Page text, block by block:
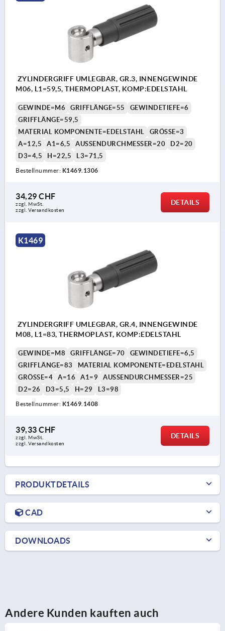
ZYLINDERGRIFF UMLEGBAR, GR.3, INNENGEWINDE
M06, L1=59,5, THERMOPLAST, KOMP:EDELSTAHL
GEWINDE=M6 GRIFFLÄNGE=55
GEWINDETIEFE=6
GRIFFLÄNGE=59,5
MATERIAL KOMPONENTE=EDELSTAHL
GRÖSSE=3
A=12,5
A1=6,5 AUSSENDURCHMESSER=20
D2=20
D3=4,5
H=22,5 L3=71,5
Bestellnummer: K1469.1306
34,29 CHF
zzgl. MwSt.
zzgl. Versandkosten
DETAILS
K1469
ZYLINDERGRIFF UMLEGBAR, GR.4, INNENGEWINDE
M08, L1=83, THERMOPLAST, KOMP:EDELSTAHL
GEWINDE=M8 GRIFFLÄNGE=70
GEWINDETIEFE=6,5
GRIFFLÄNGE=83
MATERIAL KOMPONENTE=EDELSTAHL
GRÖSSE=4
A=16 A1=9
AUSSENDURCHMESSER=25
D2=26
D3=5,5 H=29 L3=98
Bestellnummer: K1469.1408
39,33 CHF
zzgl. MwSt.
zzgl. Versandkosten
DETAILS
PRODUKTDETAILS
CAD
DOWNLOADS
Andere Kunden kauften auch